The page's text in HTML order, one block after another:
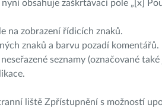
obsahuje zaškrtávací pole „[x]
na zobrazení řídicích znaků.
znaků a barvu pozadí komentářů.
seznamy (označované také
liště Zpřístupnění s možností